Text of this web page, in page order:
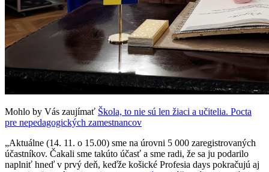
Mohlo by Vás zaujímať Škola, to nie sú len žiaci a učitelia. Pocta
pre nepedagogických zamestnancov
„Aktuálne (14. 11. o 15.00) sme na úrovni 5 000 zaregistrovaných
účastníkov. Čakali sme takúto účasť a sme radi, že sa ju podarilo
naplniť hneď v prvý deň, keďže košické Profesia days pokračujú aj